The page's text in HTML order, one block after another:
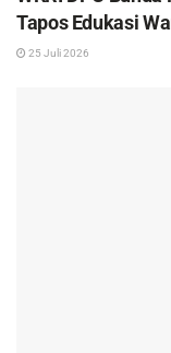
Tapos Edukasi
25 Juli 2026